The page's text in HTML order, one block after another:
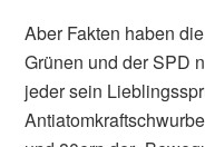
Aber Fakten haben
Grünen und der SPD
jeder sein